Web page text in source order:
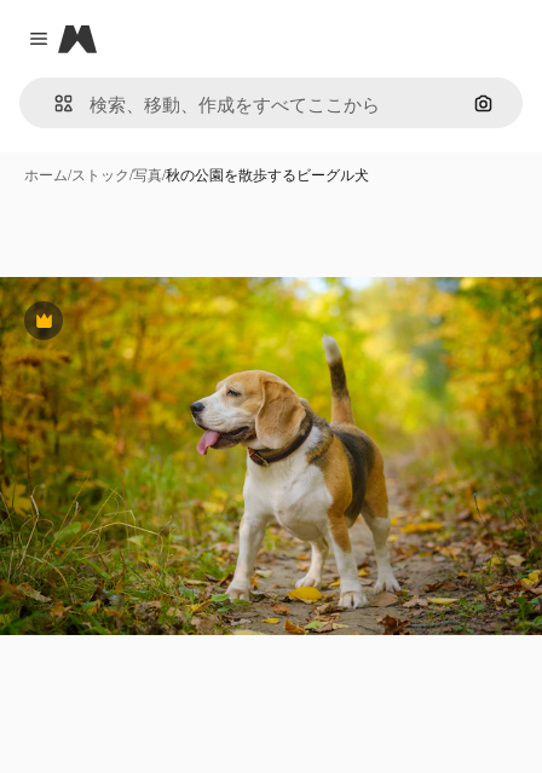
Close menu
Magnific
画像で
ホーム/ストック/写真/秋の公園を散歩するビーグル犬
Premium